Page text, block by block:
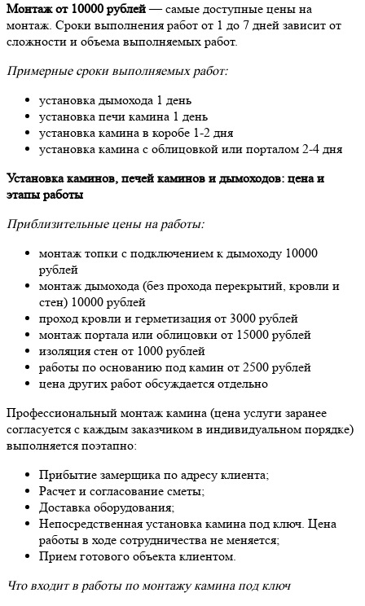
Монтаж от 10000 рублей— самые доступные цены на
монтаж. Сроки выполнения работ от 1 до 7 дней зависит от
сложности и объема выполняемых работ.
Примерные сроки выполняемых работ:
установка дымохода 1 день
установка печи камина 1 день
установка камина в коробе 1-2 дня
установка камина с облицовкой или порталом 2-4 дня
Установка каминов, печей каминов и дымоходов: цена и
этапы работы
Приблизительные цены на работы:
монтаж топки с подключением к дымоходу 10000
рублей
монтаж дымохода (без прохода перекрытий, кровли и
стен) 10000 рублей
проход кровли и герметизация от 3000 рублей
монтаж портала или облицовки от 15000 рублей
изоляция стен от 1000 рублей
работы по основанию под камин от 2500 рублей
цена других работ обсуждается отдельно
Профессиональный монтаж камина (цена услуги заранее
согласуется с каждым заказчиком в индивидуальном порядке)
выполняется поэтапно:
Прибытие замерщика по адресу клиента;
Расчет и согласование сметы;
Доставка оборудования;
Непосредственная установка камина под ключ. Цена
работы в ходе сотрудничества не меняется;
Прием готового объекта клиентом.
Что входит в работы по монтажу камина под ключ